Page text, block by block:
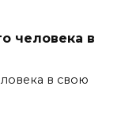
человека в
в свою